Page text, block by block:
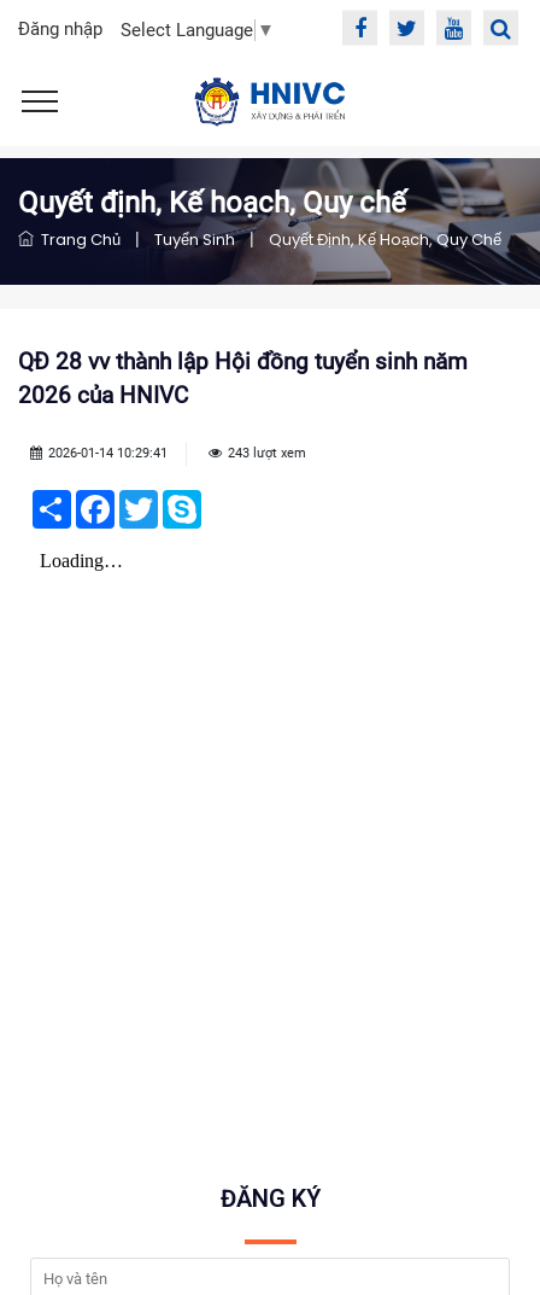
Đăng nhập Select Language ▼
Quyết định, Kế hoạch, Quy chế
Trang Chủ | Tuyển Sinh | Quyết Định, Kế Hoạch, Quy Chế
QĐ 28 vv thành lập Hội đồng tuyển sinh năm
2026 của HNIVC
2026-01-14 10:29:41 243 lượt xem
Share Facebook
Twitter
ĐĂNG KÝ